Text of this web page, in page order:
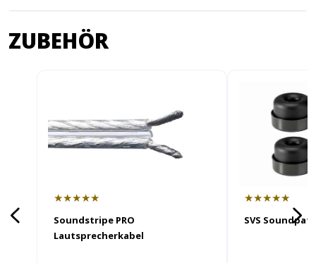
ZUBEHÖR
★★★★★
Soundstripe PRO
Lautsprecherkabel
★★★★★
SVS